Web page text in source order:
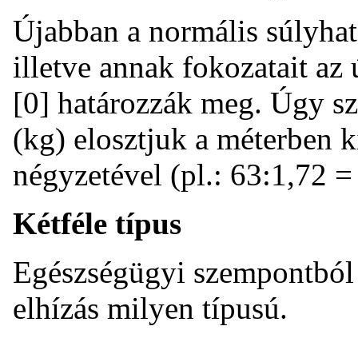
Újabban a normális
illetve annak fokozatait az
[0] határozzák meg. Úgy
(kg) elosztjuk a méterben
négyzetével (pl.: 63:1,72
Kétféle típus
Egészségügyi
elhízás milyen típusú.